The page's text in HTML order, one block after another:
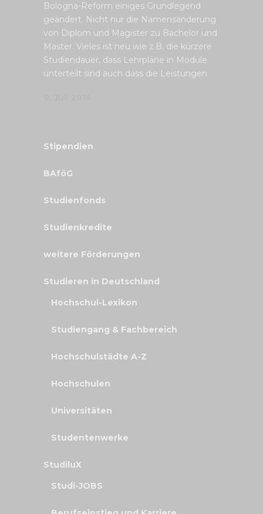
Bologna-Reform einiges Grundlegend
geändert. Nicht nur die Namensänderung
von Diplom und Magister zu Bachelor und
Master. Vieles ist neu wie z.B. die kürzere
Studiendauer, dass Lehrpläne in Module
unterteilt sind auch dass die Leistungen
Stipendien
BAföG
Studienfonds
Studienkredite
weitere Förderungen
Studieren in Deutschland
Hochschul-Lexikon
Studiengang & Fachbereich
Hochschulstädte A-Z
Hochschulen
Universitäten
Studentenwerke
StudiluX
Studi-JOBS